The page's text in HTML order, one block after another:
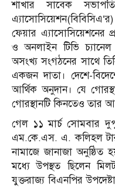
শাখার সাবেক সভাপতি,
ফেয়ার এ্যাসোসিয়েশনের
ও অনলাইন টিভি চ্যানেল
অসংখ্য সংগঠনের সাথে
একজন দাতা। দেশে-
আর্থিক অনুদান। যে
গোরস্থানটি কিনতেও তার
গেল ১১ মার্চ সোমবার
এম.কে.এস. এ. কলিহল
নামাজে জানাজা অনুষ্ঠিত
মধ্যে উপস্থত ছিলেন
যুক্তরাজ্য বিএনপির